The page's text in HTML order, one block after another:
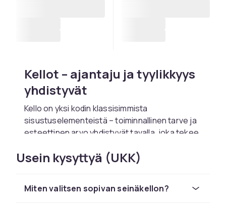
Kellot – ajantaju ja tyylikkyys
yhdistyvät
Kello on yksi kodin klassisimmista
sisustuselementeistä – toiminnallinen tarve ja
esteettinen arvo yhdistyvät tavalla, joka tekee
kellovalikoimasta löydät kaiken pöytäkelloista
ja seinäkelloista lattiakelloihin ja koristeellisiin
modernia kelloa, perinteistä analogista mallia
Usein kysyttyä (UKK)
Miten valitsen sopivan seinäkellon?